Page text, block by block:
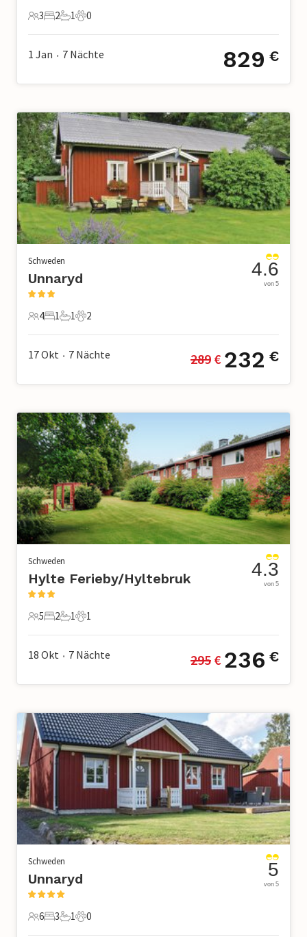
3 Gäste
3
2 Schlafzimmer
2
1 Badezimmer
1
0 Haustiere
0
1 Jan • 7 Nächte 829 €
Schweden
Unnaryd
4 Gäste
4
1 Schlafzimmer
1
1 Badezimmer
1
2 Haustiere
2
4.6
von 5
17 Okt • 7 Nächte 289 € 232 €
Schweden
Hylte Ferieby/Hyltebruk
5 Gäste
5
2 Schlafzimmer
2
1 Badezimmer
1
1 Haustier
1
4.3
von 5
18 Okt • 7 Nächte 295 € 236 €
Schweden
Unnaryd
6 Gäste
6
3 Schlafzimmer
3
1 Badezimmer
1
0 Haustiere
0
5
von 5